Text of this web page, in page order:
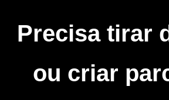
Precisa tirar
ou criar